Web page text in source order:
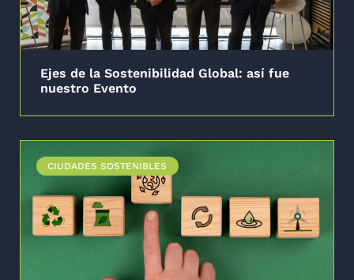
Ejes de la Sostenibilidad Global: así fue
nuestro Evento
CIUDADES SOSTENIBLES